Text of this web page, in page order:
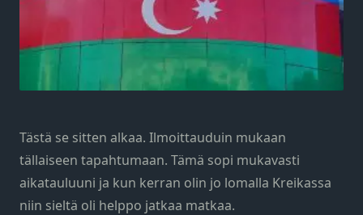
Tästä se sitten alkaa. Ilmoittauduin mukaan
tällaiseen tapahtumaan. Tämä sopi mukavasti
aikatauluuni ja kun kerran olin jo lomalla Kreikassa
niin sieltä oli helppo jatkaa matkaa.